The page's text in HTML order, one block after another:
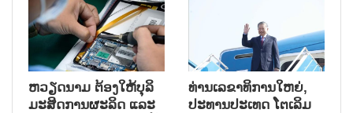
ຫວຽດນາມ ຕ້ອງໃຫ້ບຸລິ
ມະສິດການຜະລິດ ແລະ
ທ່ານເລຂາທິການໃຫຍ່,
ປະທານປະເທດ ໂຕເລິມ